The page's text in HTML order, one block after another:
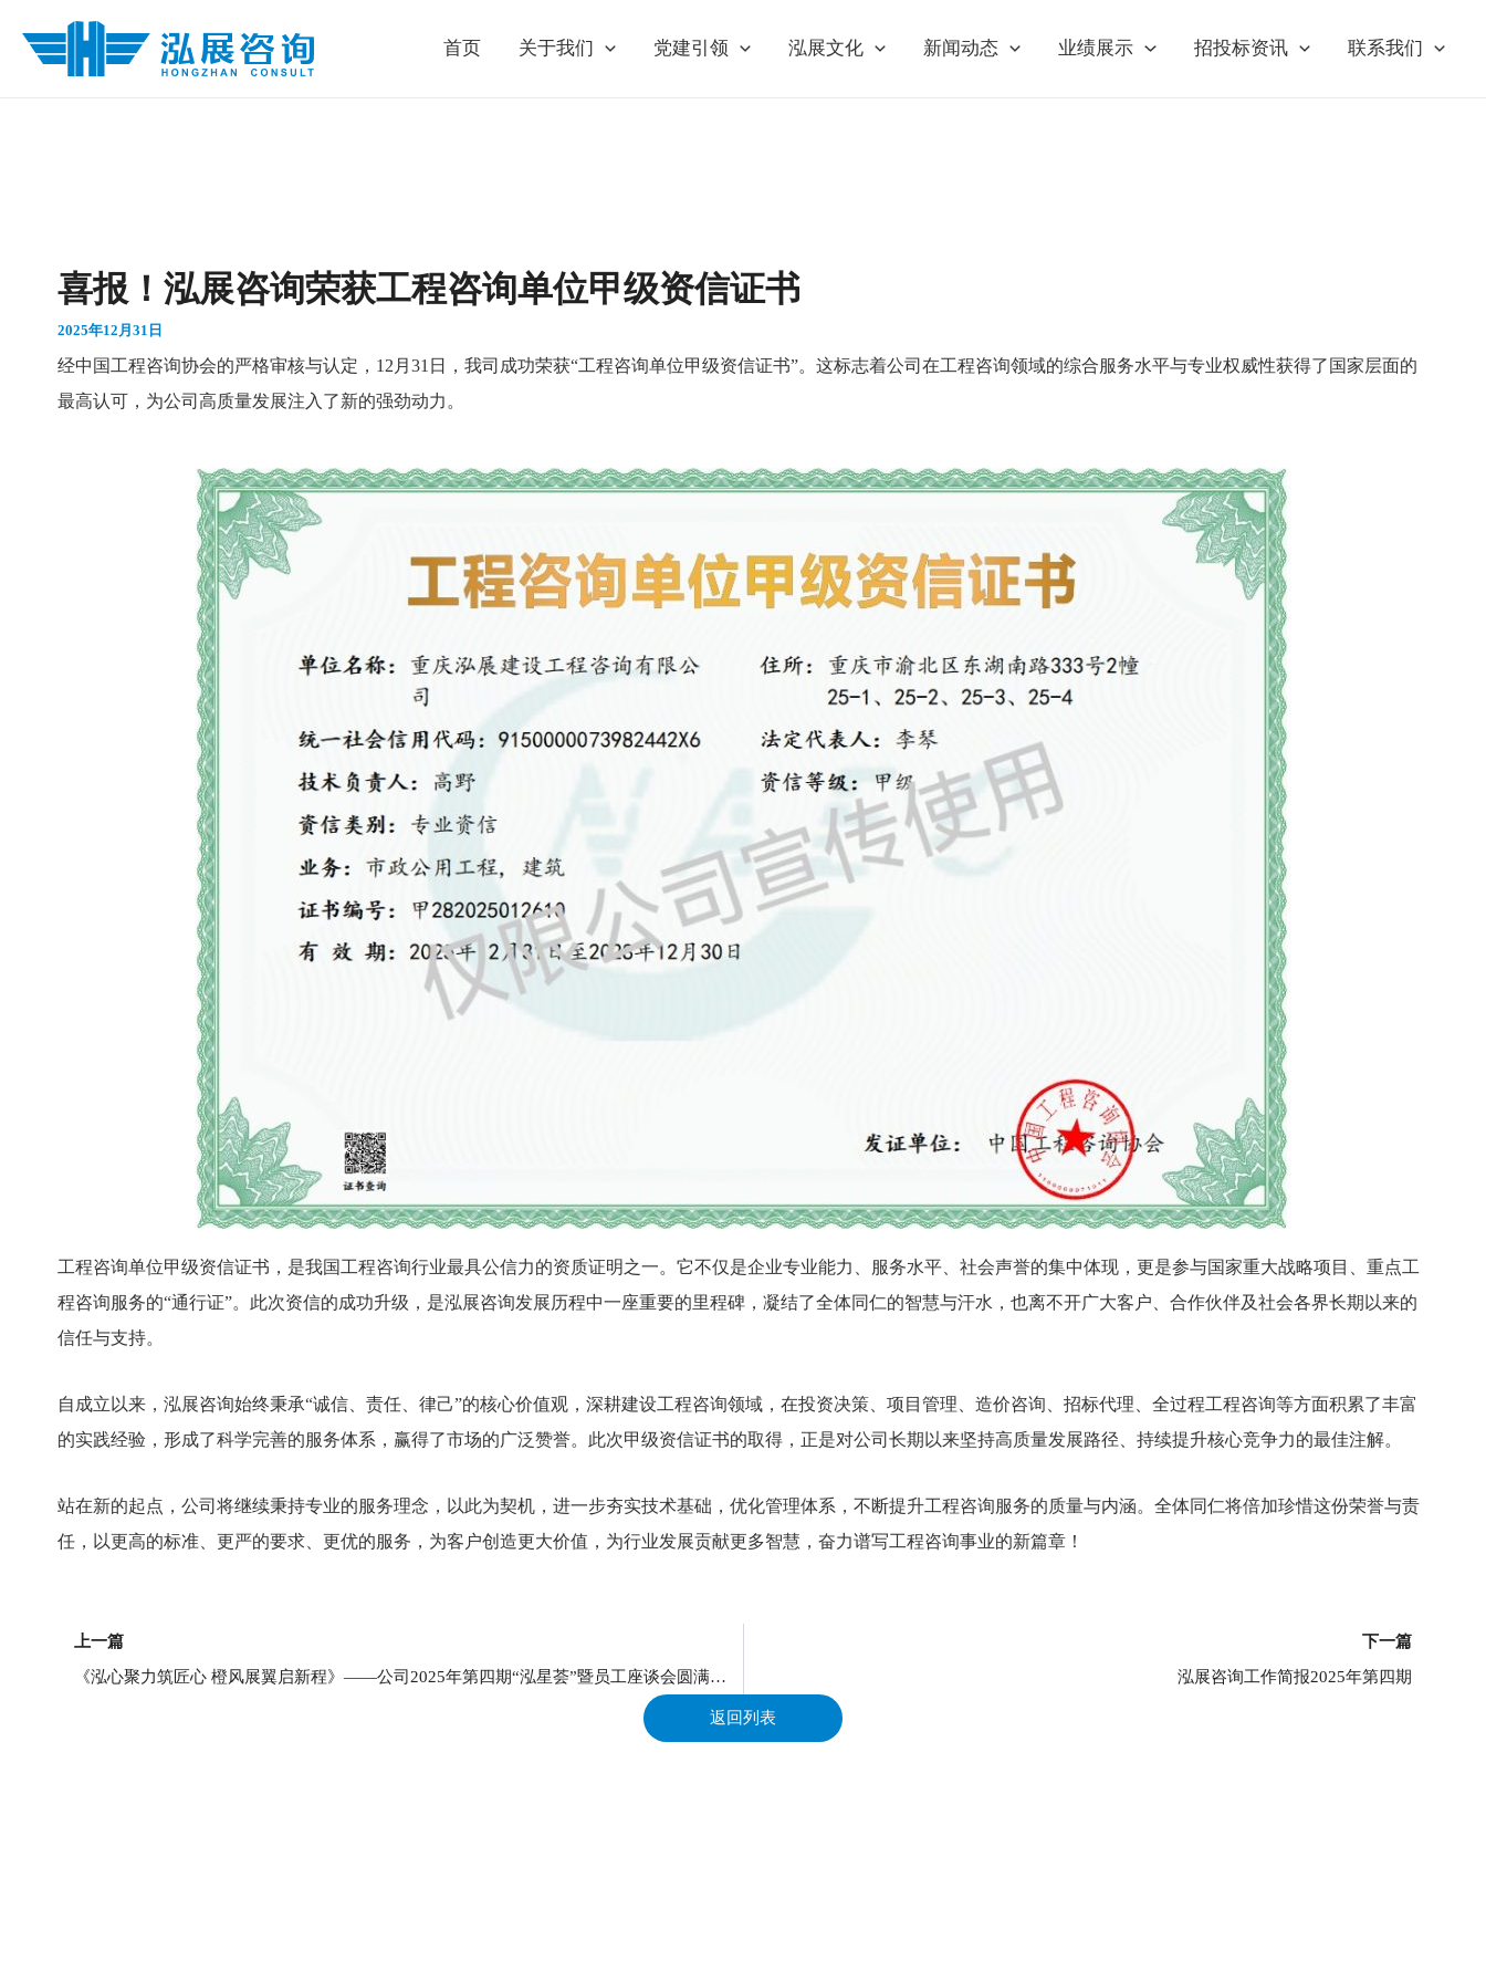
首页 关于我们 党建引领 泓展文化 新闻动态 业绩展示 招投标资讯 联系我们
喜报！泓展咨询荣获工程咨询单位甲级资信证书
2025年12月31日
经中国工程咨询协会的严格审核与认定，12月31日，我司成功荣获“工程咨询单位甲级资信证书”。这标志着公司在工程咨询领域的综合服务水平与专业权威性获得了国家层面的
最高认可，为公司高质量发展注入了新的强劲动力。
工程咨询单位甲级资信证书，是我国工程咨询行业最具公信力的资质证明之一。它不仅是企业专业能力、服务水平、社会声誉的集中体现，更是参与国家重大战略项目、重点工
程咨询服务的“通行证”。此次资信的成功升级，是泓展咨询发展历程中一座重要的里程碑，凝结了全体同仁的智慧与汗水，也离不开广大客户、合作伙伴及社会各界长期以来的
信任与支持。
自成立以来，泓展咨询始终秉承“诚信、责任、律己”的核心价值观，深耕建设工程咨询领域，在投资决策、项目管理、造价咨询、招标代理、全过程工程咨询等方面积累了丰富
的实践经验，形成了科学完善的服务体系，赢得了市场的广泛赞誉。此次甲级资信证书的取得，正是对公司长期以来坚持高质量发展路径、持续提升核心竞争力的最佳注解。
站在新的起点，公司将继续秉持专业的服务理念，以此为契机，进一步夯实技术基础，优化管理体系，不断提升工程咨询服务的质量与内涵。全体同仁将倍加珍惜这份荣誉与责
任，以更高的标准、更严的要求、更优的服务，为客户创造更大价值，为行业发展贡献更多智慧，奋力谱写工程咨询事业的新篇章！
上一篇
《泓心聚力筑匠心 橙风展翼启新程》——公司2025年第四期“泓星荟”暨员工座谈会圆满举行
下一篇
泓展咨询工作简报2025年第四期
返回列表